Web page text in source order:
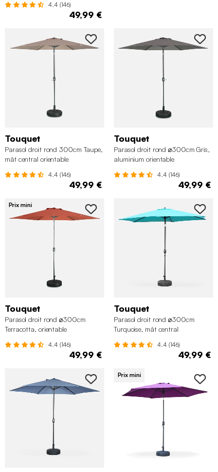
4.4 (146)
49,99 €
Touquet
Parasol droit rond 300cm Taupe,
mât central orientable
4.4 (146)
49,99 €
Touquet
Parasol droit rond ⌀300cm Gris,
aluminium orientable
4.4 (146)
49,99 €
Prix mini
Touquet
Parasol droit rond ⌀300cm
Terracotta, orientable
4.4 (146)
49,99 €
Touquet
Parasol droit rond ⌀300cm
Turquoise, mât central
4.4 (146)
49,99 €
Prix mini